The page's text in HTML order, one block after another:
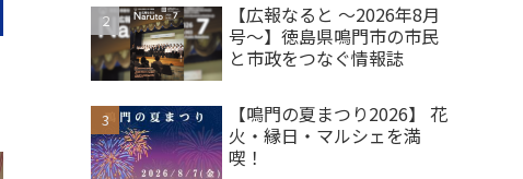
【広報なると ～2026年8月
号～】徳島県鳴門市の市民
と市政をつなぐ情報誌
【鳴門の夏まつり2026】 花
火・縁日・マルシェを満
喫！